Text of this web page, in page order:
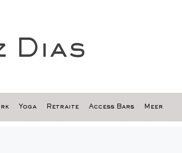
Dias
Yoga Retraite Access Bars Meer